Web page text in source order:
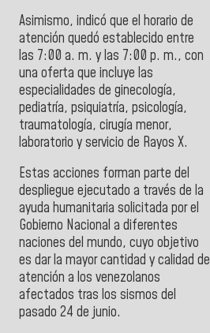
Asimismo, indicó que el horario de
atención quedó establecido entre
las 7:00 a. m. y las 7:00 p. m., con
una oferta que incluye las
especialidades de ginecología,
pediatría, psiquiatría, psicología,
traumatología, cirugía menor,
laboratorio y servicio de Rayos X.
Estas acciones forman parte del
despliegue ejecutado a través de la
ayuda humanitaria solicitada por el
Gobierno Nacional a diferentes
naciones del mundo, cuyo objetivo
es dar la mayor cantidad y calidad de
atención a los venezolanos
afectados tras los sismos del
pasado 24 de junio.